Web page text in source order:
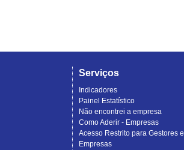
Serviços
Indicadores
Painel Estatístico
Não encontrei a empresa
Como Aderir - Empresas
Acesso Restrito para Gestores e
Empresas